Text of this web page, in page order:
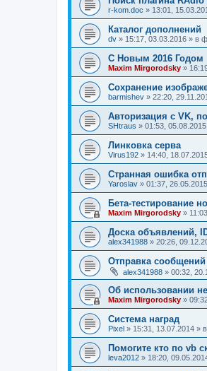
r-kom.doc » 13:01,
Каталог дополнений
dv » 15:17, 03.03.2016 » в
С Новым 2016 Годом
Maxim Mirgorodsky »
Сохранение
barmishev » 22:20,
Авторизация с VK,
SHtraus » 01:53, 05.08.2015
Линковка серва
Virus192 » 14:40,
Странная ошибка
Yaroslav » 01:37, 26.05.2015
Бета-тестирование
Maxim Mirgorodsky »
Доска объявлений,
alex341988 » 20:26,
Отправка сообщений
alex341988 » 00:32,
Об использовании
Maxim Mirgorodsky »
Система наград
Pixel » 15:31, 13.07.2014 »
Помогите кто по vb
leva2012 » 18:20,